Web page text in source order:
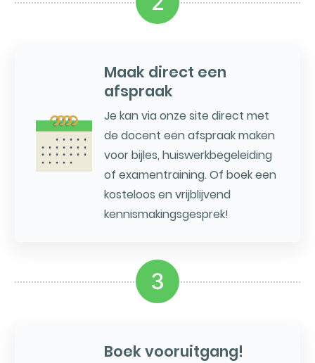
Maak direct een
afspraak
Je kan via onze site direct met
de docent een afspraak maken
voor bijles, huiswerkbegeleiding
of examentraining. Of boek een
kosteloos en vrijblijvend
kennismakingsgesprek!
3
Boek vooruitgang!